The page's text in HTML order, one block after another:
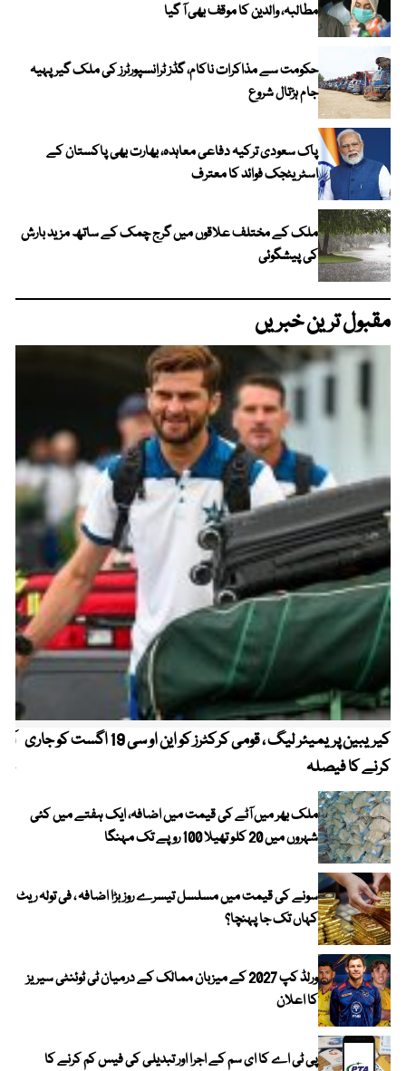
مطالبہ، والدین کا موقف بھی آ گیا
حکومت سے مذاکرات ناکام، گڈز ٹرانسپورٹرز کی ملک گیر پہیہ
جام ہڑتال شروع
پاک سعودی ترکیہ دفاعی معاہدہ، بھارت بھی پاکستان کے
اسٹریٹجک فوائد کا معترف
ملک کے مختلف علاقوں میں گرج چمک کے ساتھ مزید بارش
کی پیشگوئی
مقبول ترین خبریں
کیریبین پریمیئر لیگ ، قومی کرکٹرز کو این او سی 19 اگست کو جاری
کرنے کا فیصلہ
ملک بھر میں آٹے کی قیمت میں اضافہ، ایک ہفتے میں کئی
شہروں میں 20 کلو تھیلا 100 روپے تک مہنگا
سونے کی قیمت میں مسلسل تیسرے روز بڑا اضافہ ، فی تولہ ریٹ
کہاں تک جا پہنچا؟
ورلڈ کپ 2027 کے میزبان ممالک کے درمیان ٹی ٹوئنٹی سیریز
کا اعلان
پی ٹی اے کا ای سم کے اجرا اور تبدیلی کی فیس کم کرنے کا